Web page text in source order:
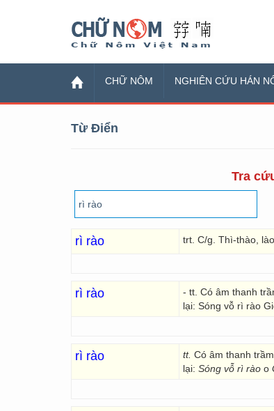
CHỮ NÔM NGHIÊN CỨU HÁN
Từ Điển
Tra
rì rào trt. C/g. Thì-thào,
rì rào
- tt. Có âm thanh
lại: Sóng vỗ rì rào
rì rào tt. Có âm thanh
lại: Sóng vỗ rì rào o